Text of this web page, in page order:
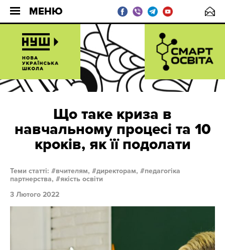
МЕНЮ
Що таке криза в
навчальному процесі та 10
кроків, як її подолати
Теми статті: вчителям, директорам,
педагогіка
партнерства,
якість освіти
3 Лютого 2022